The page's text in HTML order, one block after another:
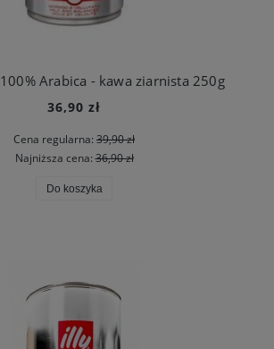
Arabica - kawa ziarnista 250g
36,90 zł
Cena regularna: 39,90 zł
Najniższa cena:36,90 zł
Do koszyka